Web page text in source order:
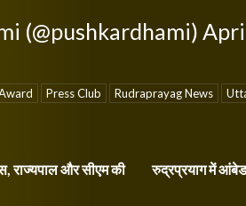
(@pushkardhami)
Press Club Rudraprayag News
राज्यपाल और सीएम की
रुद्रप्रयाग में